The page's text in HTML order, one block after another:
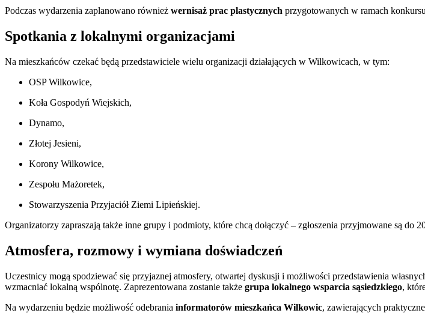
Podczas wydarzenia zaplanowano również wernisaż prac plastycznych przygotowanych w ramach
Spotkania z lokalnymi organizacjami
Na mieszkańców czekać będą przedstawiciele wielu organizacji działających w Wilkowicach, w tym:
OSP Wilkowice,
Koła Gospodyń Wiejskich,
Dynamo,
Złotej Jesieni,
Korony Wilkowice,
Zespołu Mażoretek,
Stowarzyszenia Przyjaciół Ziemi Lipieńskiej.
Organizatorzy zapraszają także inne grupy i podmioty, które chcą dołączyć – zgłoszenia przyjmowane są do
Atmosfera, rozmowy i wymiana doświadczeń
Uczestnicy mogą spodziewać się przyjaznej atmosfery, otwartej dyskusji i możliwości przedstawienia
wzmacniać lokalną wspólnotę. Zaprezentowana zostanie także grupa lokalnego wsparcia sąsiedzkiego,
Na wydarzeniu będzie możliwość odebrania informatorów mieszkańca Wilkowic, zawierających